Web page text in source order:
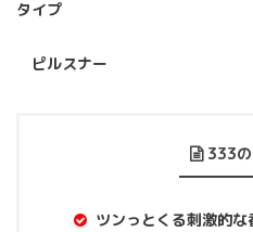
タイプ
ピルスナー
333
ツンっとくる刺激的な